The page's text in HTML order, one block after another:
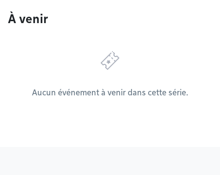
À venir
Aucun événement à venir dans cette série.